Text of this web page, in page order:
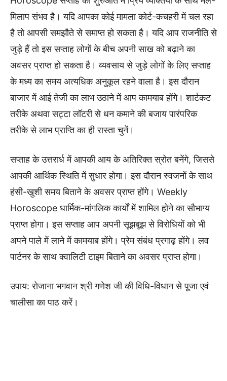
मिलाप संभव है। यदि आपका कोई मामला कोर्ट-कचहरी में चल रहा
है तो आपसी समझौते से समाप्त हो सकता है। यदि आप राजनीति से
जुड़े हैं तो इस सप्ताह लोगों के बीच अपनी साख को बढ़ाने का
अवसर प्राप्त हो सकता है। व्यवसाय से जुड़े लोगों के लिए सप्ताह
के मध्य का समय अत्यधिक अनुकूल रहने वाला है। इस दौरान
बाजार में आई तेजी का लाभ उठाने में आप कामयाब होंगे। शार्टकट
तरीके अथवा सट्टा लॉटरी से धन कमाने की बजाय पारंपरिक
तरीके से लाभ प्राप्ति का ही रास्ता चुनें।
सप्ताह के उत्तरार्ध में आपकी आय के अतिरिक्त स्रोत बनेंगे, जिससे
आपकी आर्थिक स्थिति में सुधार होगा। इस दौरान स्वजनों के साथ
हंसी-खुशी समय बिताने के अवसर प्राप्त होंगे। Weekly
Horoscope धार्मिक-मांगलिक कार्यों में शामिल होने का सौभाग्य
प्राप्त होगा। इस सप्ताह आप अपनी सूझबूझ से विरोधियों को भी
अपने पाले में लाने में कामयाब होंगे। प्रेम संबंध प्रगाढ़ होंगे। लव
पार्टनर के साथ क्वालिटी टाइम बिताने का अवसर प्राप्त होगा।
उपाय: रोजाना भगवान श्री गणेश जी की विधि-विधान से पूजा एवं
चालीसा का पाठ करें।